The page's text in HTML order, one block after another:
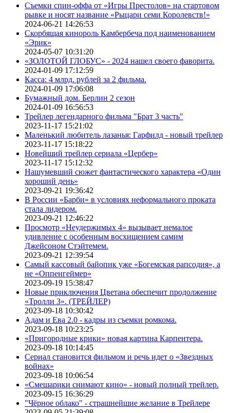
Съемки спин-оффа от «Игры Престолов» на стартовом
рывке и носят название «Рыцари семи Королевств!»
2024-06-21 14:26:53
Скорбящая кинороль Камбербеча под наименованием
«Эрик»
2024-05-07 10:31:20
«ЗОЛОТОЙ ГЛОБУС» - 2024 нашел своего фаворита.
2024-01-09 17:12:59
Касса: 4 млрд. рублей за 2 фильма.
2024-01-09 17:06:08
Бумажный дом. Берлин 2 сезон
2024-01-09 16:56:53
Трейлер легендарного фильма "Брат 3 часть"
2023-11-17 15:21:02
Маленький любитель лазанья: Гарфилд - новый трейлер
2023-11-17 15:18:22
Новейший трейлер сериала «Цербер»
2023-11-17 15:12:32
Нашумевший сюжет фантастического характера «Один
хороший день»
2023-09-21 19:36:42
В России «Барби» в условиях неформального проката
стала лидером.
2023-09-21 12:46:22
Просмотр «Неудержимых 4» вызывает немалое
удивление с особенным восхищением самим
Джейсоном Стэйтемем.
2023-09-21 12:39:54
Самый кассовый байопик уже «Богемская рапсодия», а
не «Оппенгеймер»
2023-09-19 15:38:47
Новые приключения Цветана обеспечит продолжение
«Тролли 3». (ТРЕЙЛЕР)
2023-09-18 10:30:42
Адам и Ева 2.0 - кадры из съемки ромкома.
2023-09-18 10:23:25
«Пригородные крики» новая картина Карпентера.
2023-09-18 10:14:45
Сериал становится фильмом и речь идет о «Звездных
войнах»
2023-09-18 10:06:54
«Смешарики снимают кино» - новый полный трейлер.
2023-09-15 16:36:29
"Чёрное облако" - страшнейшие желание в Трейлере